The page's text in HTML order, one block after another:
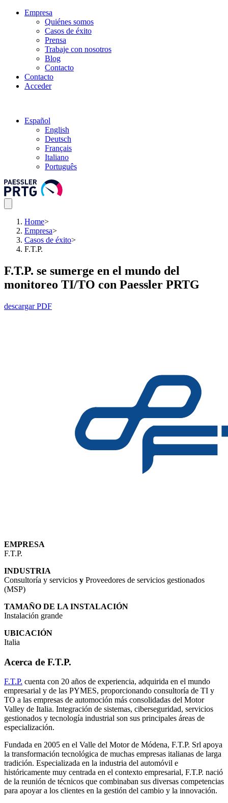
Empresa
Quiénes somos
Casos de éxito
Prensa
Trabaje con nosotros
Blog
Contacto
Contacto
Acceder
Español
English
Deutsch
Français
Italiano
Português
Home>
Empresa>
Casos de éxito>
F.T.P.
F.T.P. se sumerge en el mundo del
monitoreo TI/TO con Paessler PRTG
descargar PDF
EMPRESA
F.T.P.
INDUSTRIA
Consultoría y servicios y Proveedores de servicios gestionados
(MSP)
TAMAÑO DE LA INSTALACIÓN
Instalación grande
UBICACIÓN
Italia
Acerca de F.T.P.
F.T.P. cuenta con 20 años de experiencia, adquirida en el mundo
empresarial y de las PYMES, proporcionando consultoría de TI y
TO a las empresas de automoción más consolidadas del Motor
Valley de Italia. Integración de sistemas, ciberseguridad, servicios
gestionados y tecnología industrial son sus principales áreas de
especialización.
Fundada en 2005 en el Valle del Motor de Módena, F.T.P. Srl apoya
la transformación tecnológica de muchas empresas italianas de larga
tradición. Especializada en la industria del automóvil e
históricamente muy centrada en el contexto empresarial, F.T.P. nació
de la reunión de técnicos que combinaban sus diversas competencias
para apoyar a los clientes en la gestión del cambio y la innovación.